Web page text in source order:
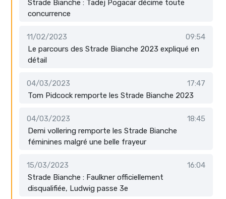
Strade Bianche : Tadej Pogacar décime toute
concurrence
11/02/2023
09:54
Le parcours des Strade Bianche 2023 expliqué en
détail
04/03/2023
17:47
Tom Pidcock remporte les Strade Bianche 2023
04/03/2023
18:45
Demi vollering remporte les Strade Bianche
féminines malgré une belle frayeur
15/03/2023
16:04
Strade Bianche : Faulkner officiellement
disqualifiée, Ludwig passe 3e